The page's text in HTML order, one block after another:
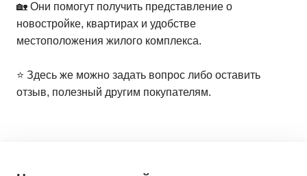
🏡 Они помогут получить представление о
новостройке, квартирах и удобстве
местоположения жилого комплекса.
⭐️ Здесь же можно задать вопрос либо оставить
отзыв, полезный другим покупателям.